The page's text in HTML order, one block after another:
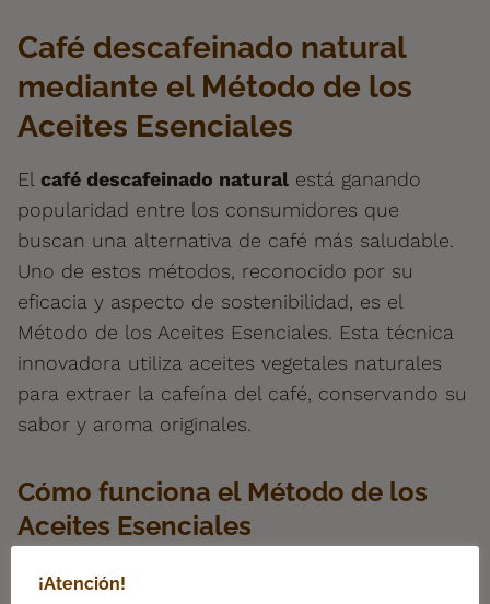
Café descafeinado natural
mediante el Método de los
Aceites Esenciales
El café descafeinado natural está ganando
popularidad entre los consumidores que
buscan una alternativa de café más saludable.
Uno de estos métodos, reconocido por su
eficacia y aspecto de sostenibilidad, es el
Método de los Aceites Esenciales. Esta técnica
innovadora utiliza aceites vegetales naturales
para extraer la cafeína del café, conservando su
sabor y aroma originales.
Cómo funciona el Método de los
Aceites Esenciales
El Método de los Aceites Esenciales es un
¡Atención!